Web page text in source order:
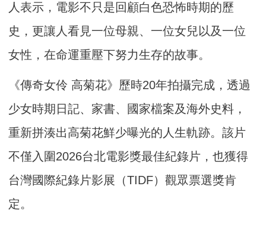
人表示，電影不只是回顧白色恐怖時期的歷
史，更讓人看見一位母親、一位女兒以及一位
女性，在命運重壓下努力生存的故事。
《傳奇女伶 高菊花》歷時20年拍攝完成，透過
少女時期日記、家書、國家檔案及海外史料，
重新拼湊出高菊花鮮少曝光的人生軌跡。該片
不僅入圍2026台北電影獎最佳紀錄片，也獲得
台灣國際紀錄片影展（TIDF）觀眾票選獎肯
定。